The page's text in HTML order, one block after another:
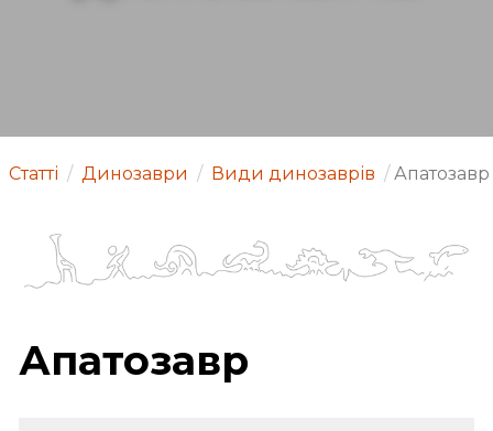
Статті / Динозаври / Види динозаврів / Апатозавр
Апатозавр